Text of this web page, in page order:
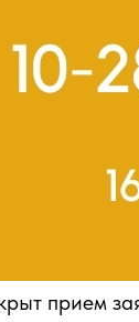
прием